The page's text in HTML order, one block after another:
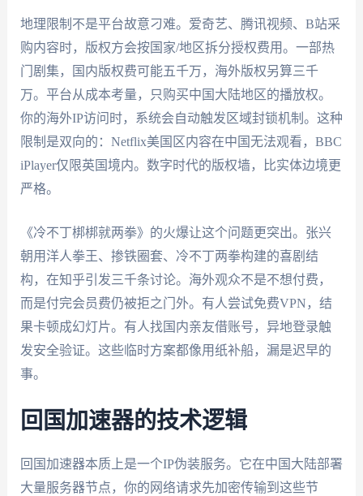
地理限制不是平台故意刁难。爱奇艺、腾讯视频、B站采
购内容时，版权方会按国家/地区拆分授权费用。一部热
门剧集，国内版权费可能五千万，海外版权另算三千
万。平台从成本考量，只购买中国大陆地区的播放权。
你的海外IP访问时，系统会自动触发区域封锁机制。这种
限制是双向的：Netflix美国区内容在中国无法观看，BBC
iPlayer仅限英国境内。数字时代的版权墙，比实体边境更
严格。
《冷不丁梆梆就两拳》的火爆让这个问题更突出。张兴
朝用洋人拳王、掺铁圈套、冷不丁两拳构建的喜剧结
构，在知乎引发三千条讨论。海外观众不是不想付费，
而是付完会员费仍被拒之门外。有人尝试免费VPN，结
果卡顿成幻灯片。有人找国内亲友借账号，异地登录触
发安全验证。这些临时方案都像用纸补船，漏是迟早的
事。
回国加速器的技术逻辑
回国加速器本质上是一个IP伪装服务。它在中国大陆部署
大量服务器节点，你的网络请求先加密传输到这些节